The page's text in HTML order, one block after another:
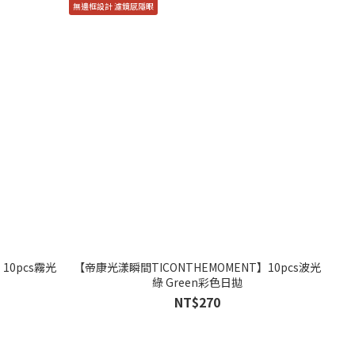
10pcs霧光
無邊框設計 濾鏡感隱眼
【帝康光漾瞬間TICONTHEMOMENT】10pcs波光
綠 Green彩色日拋
NT$270